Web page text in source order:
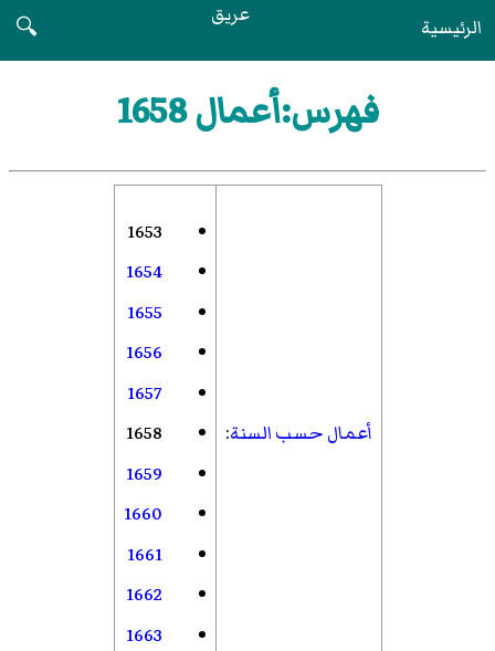
الرئيسية عريق
🔍
فهرس:أعمال 1658
أعمال حسب السنة:
1653
1654
1655
1656
1657
1658
1659
1660
1661
1662
1663